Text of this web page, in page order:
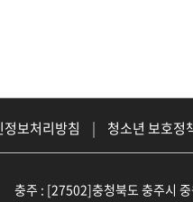
정보처리방침 |
청소년 보호정
충주 : [27502]충청북도 충주시